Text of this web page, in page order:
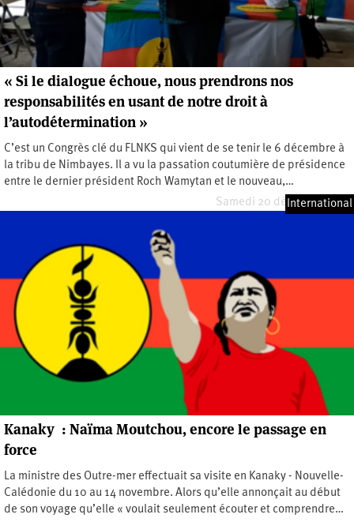
« Si le dialogue échoue, nous prendrons nos
responsabilités en usant de notre droit à
l’autodétermination »
C’est un Congrès clé du FLNKS qui vient de se tenir le 6 décembre à
la tribu de Nimbayes. Il a vu la passation coutumière de présidence
entre le dernier président Roch Wamytan et le nouveau,…
Samedi 20 décembre 2025
International
Kanaky : Naïma Moutchou, encore le passage en
force
La ministre des Outre-mer effectuait sa visite en Kanaky - Nouvelle-
Calédonie du 10 au 14 novembre. Alors qu’elle annonçait au début
de son voyage qu’elle « voulait seulement écouter et comprendre…